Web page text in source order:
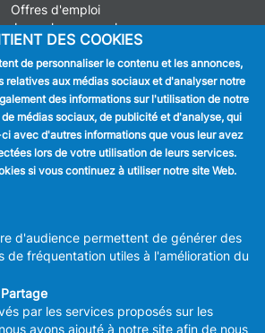
Offres d'emploi
Journal communal
Stationnement
SUIVEZ NOUS
Facebook
Linkedin
MENU
Déclaration de confidentialité
DES COOKIES
de personnaliser le contenu et les annonces,
aux médias sociaux et d'analyser notre
des informations sur l'utilisation de notre
médias sociaux, de publicité et d'analyse, qui
avec d'autres informations que vous leur avez
lors de votre utilisation de leurs services.
si vous continuez à utiliser notre site Web.
d'audience permettent de générer des
de fréquentation utiles à l'amélioration du
par les services proposés sur les
avons ajouté à notre site afin de nous